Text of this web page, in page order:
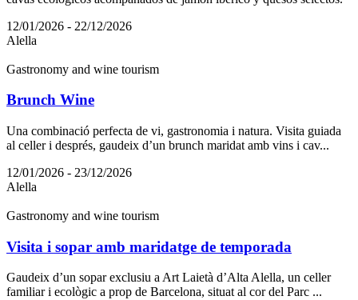
12/01/2026 - 22/12/2026
Alella
Gastronomy and wine tourism
Brunch Wine
Una combinació perfecta de vi, gastronomia i natura. Visita guiada
al celler i després, gaudeix d’un brunch maridat amb vins i cav...
12/01/2026 - 23/12/2026
Alella
Gastronomy and wine tourism
Visita i sopar amb maridatge de temporada
Gaudeix d’un sopar exclusiu a Art Laietà d’Alta Alella, un celler
familiar i ecològic a prop de Barcelona, situat al cor del Parc ...